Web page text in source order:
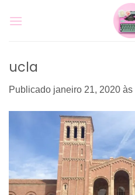
ucla
Publicado janeiro 21, 2020 às